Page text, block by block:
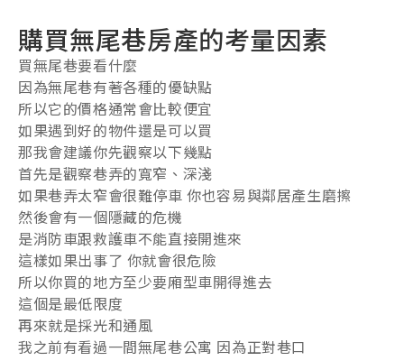
購買無尾巷房產的考量因素
買無尾巷要看什麼
因為無尾巷有著各種的優缺點
所以它的價格通常會比較便宜
如果遇到好的物件還是可以買
那我會建議你先觀察以下幾點
首先是觀察巷弄的寬窄、深淺
如果巷弄太窄會很難停車 你也容易與鄰居產生磨擦
然後會有一個隱藏的危機
是消防車跟救護車不能直接開進來
這樣如果出事了 你就會很危險
所以你買的地方至少要廂型車開得進去
這個是最低限度
再來就是採光和通風
我之前有看過一間無尾巷公寓 因為正對巷口